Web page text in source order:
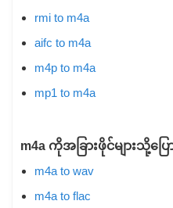
rmi to m4a
aifc to m4a
m4p to m4a
mp1 to m4a
m4a ကိုအခြားဖိုင်များသို့ပြော
m4a to wav
m4a to flac